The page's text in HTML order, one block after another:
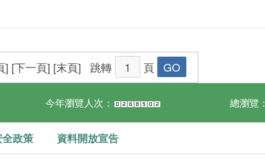
[下一頁] [末頁] 跳轉 頁
今年瀏覽人次： 總瀏覽：
政策 資料開放宣告